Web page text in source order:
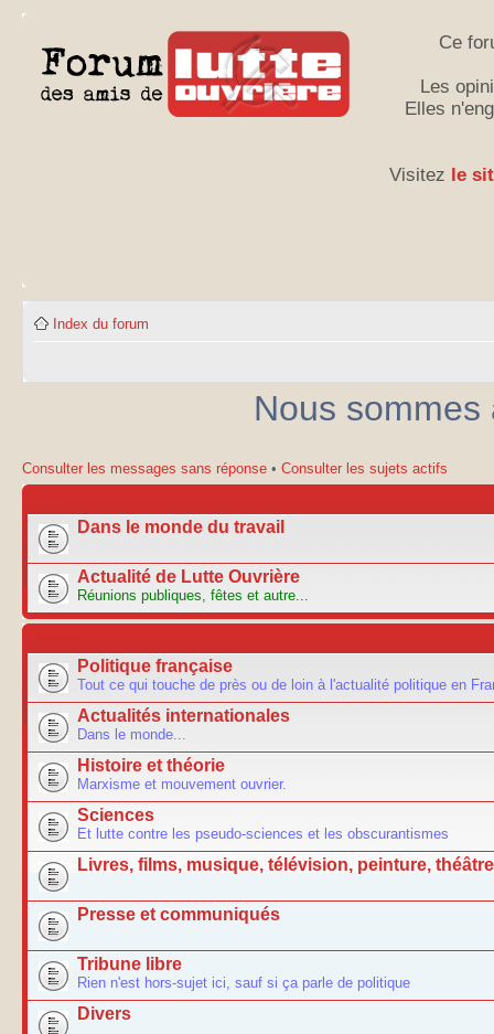
Ce
Les
Elles
Visitez le
Index du forum
Nous
Consulter les messages sans réponse • Consulter les sujets actifs
Dans le monde du travail
Actualité de Lutte Ouvrière
Réunions publiques, fêtes et autre...
Politique française
Tout ce qui touche de près ou de loin à l'actualité politique en
Actualités internationales
Dans le monde...
Histoire et théorie
Marxisme et mouvement ouvrier.
Sciences
Et lutte contre les pseudo-sciences et les obscurantismes
Livres, films, musique, télévision, peinture,
Presse et communiqués
Tribune libre
Rien n'est hors-sujet ici, sauf si ça parle de politique
Divers